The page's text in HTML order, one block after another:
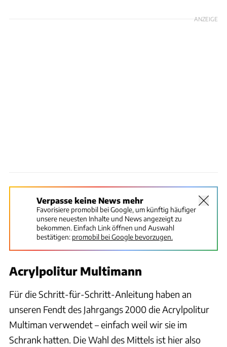
ANZEIGE
Verpasse keine News mehr
Favorisiere promobil bei Google, um künftig häufiger
unsere neuesten Inhalte und News angezeigt zu
bekommen. Einfach Link öffnen und Auswahl
bestätigen: promobil bei Google bevorzugen.
Acrylpolitur Multimann
Für die Schritt-für-Schritt-Anleitung haben an
unseren Fendt des Jahrgangs 2000 die Acrylpolitur
Multiman verwendet – einfach weil wir sie im
Schrank hatten. Die Wahl des Mittels ist hier also